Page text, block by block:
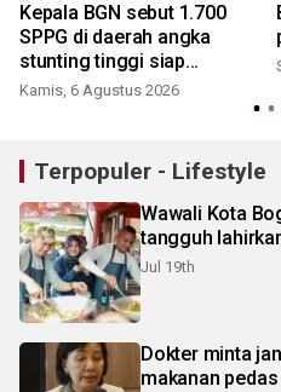
Kepala BGN sebut 1.700
SPPG di daerah angka
stunting tinggi siap
beroperasi
Kamis, 6 Agustus 2026
Terpopuler - Lifestyle
Wawali Kota
tangguh
Jul 19th
Dokter minta
makanan